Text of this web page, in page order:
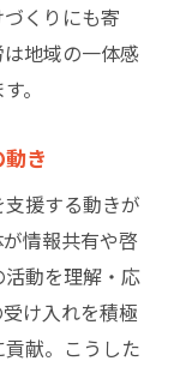
援策の実例
具体的成果
る
援の要点
タッフの役
携室の特徴
強みと工夫
くりにも寄
地域の一体感
。
き
援する動きが
情報共有や啓
動を理解・応
け入れを積極
献。こうした